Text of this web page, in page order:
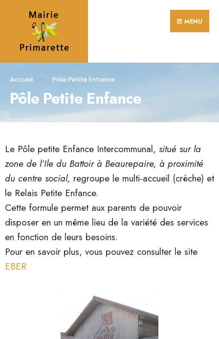
MENU
Accueil Pôle Petite Enfance
Pôle Petite Enfance
Le Pôle petite Enfance Intercommunal, situé sur la
zone de l’Ile du Battoir à Beaurepaire, à proximité
du centre social, regroupe le multi-accueil (crèche) et
le Relais Petite Enfance.
Cette formule permet aux parents de pouvoir
disposer en un même lieu de la variété des services
en fonction de leurs besoins.
Pour en savoir plus, vous pouvez consulter le site
EBER